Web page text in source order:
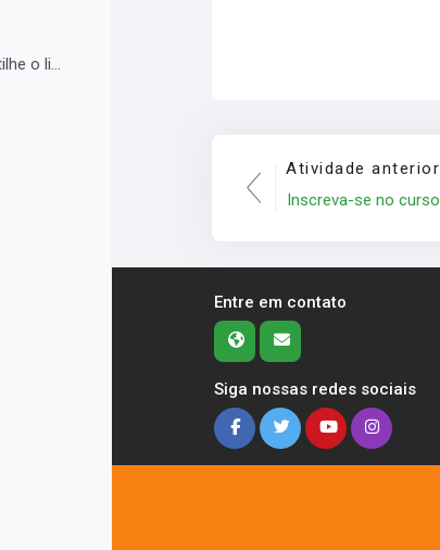
CompartilharCompartilhe o link do curso em suas re...
Atividade anterior
Inscreva-se no curso
Entre em contato
Siga nossas redes sociais